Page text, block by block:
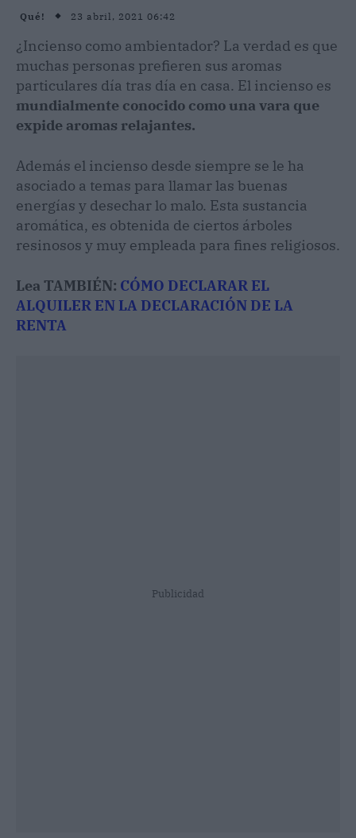
Qué! 23 abril, 2021 06:42
¿Incienso como ambientador? La verdad es que
muchas personas prefieren sus aromas
particulares día tras día en casa. El incienso es
mundialmente conocido como una vara que
expide aromas relajantes.
Además el incienso desde siempre se le ha
asociado a temas para llamar las buenas
energías y desechar lo malo. Esta sustancia
aromática, es obtenida de ciertos árboles
resinosos y muy empleada para fines religiosos.
Lea TAMBIÉN: CÓMO DECLARAR EL
ALQUILER EN LA DECLARACIÓN DE LA
RENTA
Publicidad